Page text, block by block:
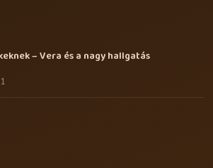
– Vera és a nagy hallgatás